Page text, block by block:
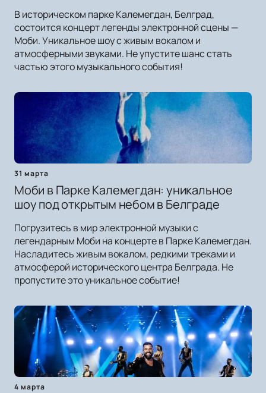
В историческом парке Калемегдан, Белград,
состоится концерт легенды электронной сцены —
Моби. Уникальное шоу с живым вокалом и
атмосферными звуками. Не упустите шанс стать
частью этого музыкального события!
31 марта
Моби в Парке Калемегдан: уникальное
шоу под открытым небом в Белграде
Погрузитесь в мир электронной музыки с
легендарным Моби на концерте в Парке Калемегдан.
Насладитесь живым вокалом, редкими треками и
атмосферой исторического центра Белграда. Не
пропустите это уникальное событие!
4 марта